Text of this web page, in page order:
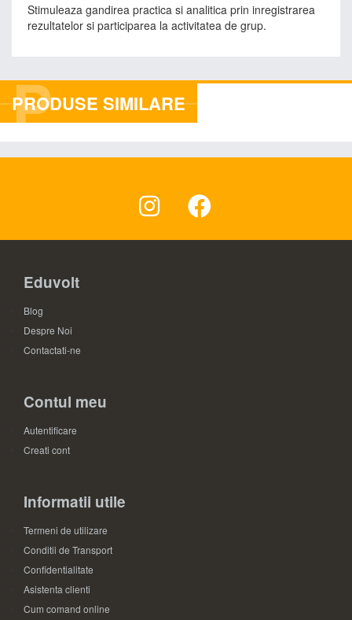
Stimuleaza gandirea practica si analitica prin inregistrarea
rezultatelor si participarea la activitatea de grup.
P
PRODUSE SIMILARE
Eduvolt
Blog
Despre Noi
Contactati-ne
Contul meu
Autentificare
Creati cont
Informatii utile
Termeni de utilizare
Conditii de Transport
Confidentialitate
Asistenta clienti
Cum comand online